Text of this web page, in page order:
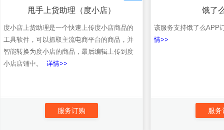
甩手上货助理（度小店）
度小店上货助理是一个快速上传度小店商品的
工具软件，可以抓取主流电商平台的商品，并
智能转换为度小店的商品，最后编辑上传到度
小店店铺中。 详情>>
服务订购
饿了
该服务支持饿了么APP
情>>
服务